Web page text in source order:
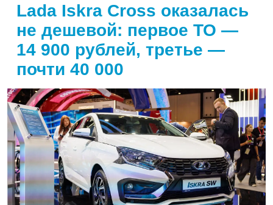
Lada Iskra Cross оказалась
не дешевой: первое ТО —
14 900 рублей, третье —
почти 40 000